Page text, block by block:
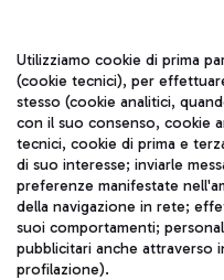
Fast Food
Treno
Raggiungi velocemente
tramite i servizi ferroviari
Seguici sui social
Utilizziamo cookie di prima
(cookie tecnici), per
stesso (cookie analitici,
con il suo consenso, cookie
tecnici, cookie di prima e
di suo interesse; inviarle
preferenze manifestate
della navigazione in rete;
suoi comportamenti;
pubblicitari anche attraverso
profilazione).